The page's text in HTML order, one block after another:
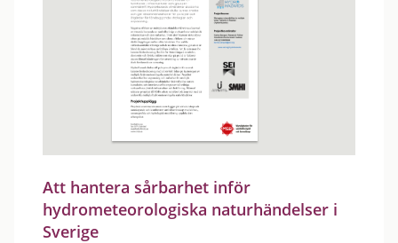
Att hantera sårbarhet inför
hydrometeorologiska naturhändelser i
Sverige